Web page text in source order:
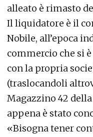
alleato è rimasto
Il liquidatore è il
Nobile, all’epoca
commercio che si
con la propria
(traslocandoli
Magazzino 42
appena è stato
«Bisogna tener